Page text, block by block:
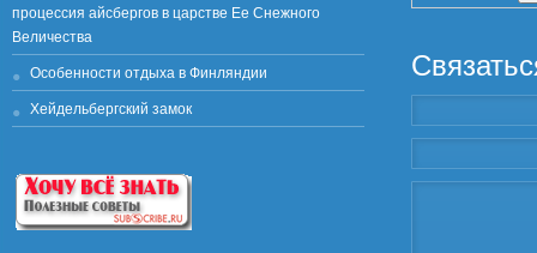
процессия айсбергов в царстве Ее Снежного
Величества
Особенности отдыха в Финляндии
Хейдельбергский замок